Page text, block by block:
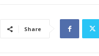
Share